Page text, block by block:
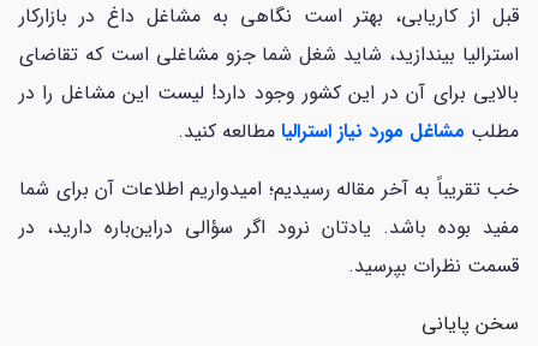
قبل از کاریابی، بهتر است نگاهی به مشاغل داغ در بازارکار
استرالیا بیندازید، شاید شغل شما جزو مشاغلی است که تقاضای
بالایی برای آن در این کشور وجود دارد! لیست این مشاغل را در
مطلب مشاغل مورد نیاز استرالیا مطالعه کنید.
خب تقریباً به آخر مقاله رسیدیم؛ امیدواریم اطلاعات آن برای شما
مفید بوده باشد. یادتان نرود اگر سؤالی دراین‌باره دارید، در
قسمت نظرات بپرسید.
سخن پایانی